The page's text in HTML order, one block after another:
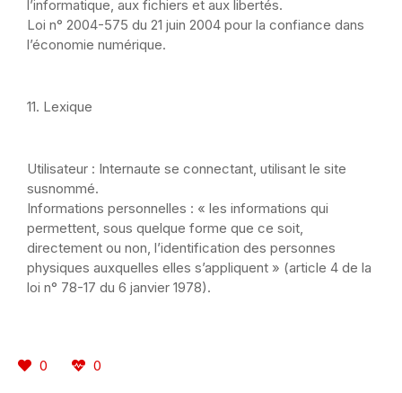
l’informatique, aux fichiers et aux libertés.
Loi n° 2004-575 du 21 juin 2004 pour la confiance dans
l’économie numérique.
11. Lexique
Utilisateur : Internaute se connectant, utilisant le site
susnommé.
Informations personnelles : « les informations qui
permettent, sous quelque forme que ce soit,
directement ou non, l’identification des personnes
physiques auxquelles elles s’appliquent » (article 4 de la
loi n° 78-17 du 6 janvier 1978).
0 0